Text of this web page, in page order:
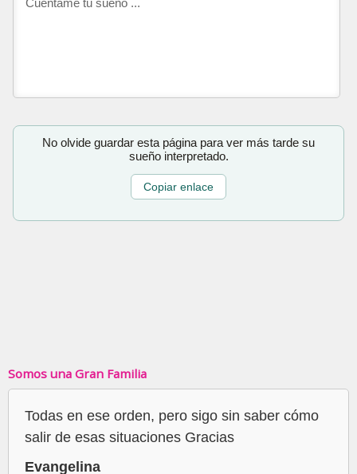
No olvide guardar esta página para ver más tarde su
sueño interpretado.
Copiar enlace
Somos una Gran Familia
Todas en ese orden, pero sigo sin saber cómo
salir de esas situaciones Gracias
Evangelina